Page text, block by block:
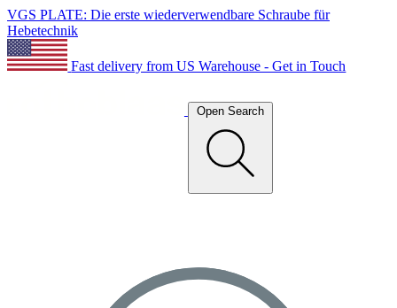
VGS PLATE: Die erste wiederverwendbare Schraube für
Hebetechnik
Fast delivery from US Warehouse - Get in Touch
Open Search